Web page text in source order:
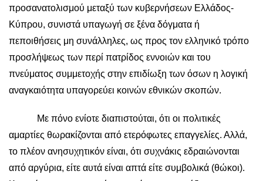
προσανατολισμού μεταξύ των κυβερνήσεων Ελλάδος-
Κύπρου, συνιστά υπαγωγή σε ξένα δόγματα ή
πεποιθήσεις μη συνάλληλες, ως προς τον ελληνικό τρόπο
προσλήψεως των περί πατρίδος εννοιών και του
πνεύματος συμμετοχής στην επιδίωξη των όσων η λογική
αναγκαιότητα υπαγορεύει κοινών εθνικών σκοπών.
Με πόνο ενίοτε διαπιστούται, ότι οι πολιτικές
αμαρτίες θωρακίζονται από ετερόφωτες επαγγελίες. Αλλά,
το πλέον ανησυχητικόν είναι, ότι συχνάκις εδραιώνονται
από αργύρια, είτε αυτά είναι απτά είτε συμβολικά (θώκοι).